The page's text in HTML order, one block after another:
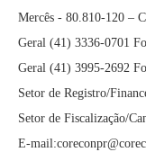
Mercês - 80.810-120 –
Geral (41) 3336-0701
Geral (41) 3995-2692
Setor de Registro/
Setor de Fiscalização/
E-